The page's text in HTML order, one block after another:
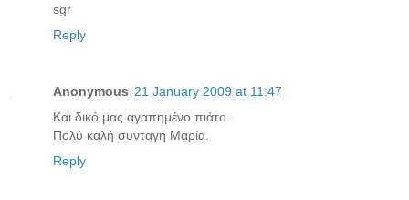
sgr
Reply
Anonymous 21 January 2009 at 11:47
Kαι δικό μας αγαπημένο πιάτο.
Πολύ καλή συνταγή Μαρία.
Reply